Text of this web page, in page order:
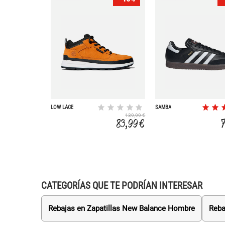
LOW LACE
139,99 €
83,99 €
SAMBA
CATEGORÍAS QUE TE PODRÍAN INTERESAR
Rebajas en Zapatillas New Balance Hombre